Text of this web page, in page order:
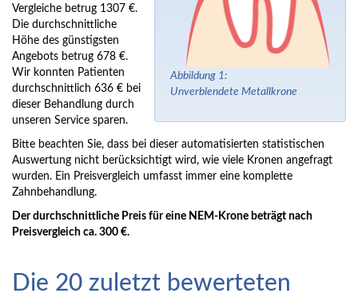
Abbildung 1:
Unverblendete Metallkrone
Vergleiche betrug 1307 €.
Die durchschnittliche
Höhe des günstigsten
Angebots betrug 678 €.
Wir konnten Patienten
durchschnittlich 636 € bei
dieser Behandlung durch
unseren Service sparen.
Bitte beachten Sie, dass bei dieser automatisierten statistischen
Auswertung nicht berücksichtigt wird, wie viele Kronen angefragt
wurden. Ein Preisvergleich umfasst immer eine komplette
Zahnbehandlung.
Der durchschnittliche Preis für eine NEM-Krone beträgt nach
Preisvergleich ca. 300 €.
Die 20 zuletzt bewerteten